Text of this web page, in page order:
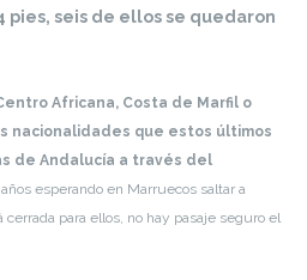
pies, seis de ellos se quedaron
Africana, Costa de Marfil o
nacionalidades que estos últimos
de Andalucía a través del
esperando en Marruecos saltar a
cerrada para ellos, no hay pasaje seguro el